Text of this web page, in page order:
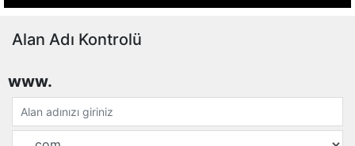
Alan Adı Kontrolü
www.